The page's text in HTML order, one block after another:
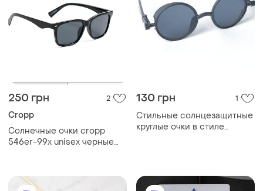
250 грн 2
Cropp
Солнечные очки cropp
546er-99x unisex черные
130 грн 1
Стильные солнцезащитные
круглые очки в стиле